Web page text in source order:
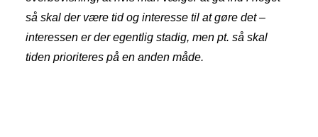
så skal der være tid og interesse til at gøre det –
interessen er der egentlig stadig, men pt. så skal
tiden prioriteres på en anden måde.